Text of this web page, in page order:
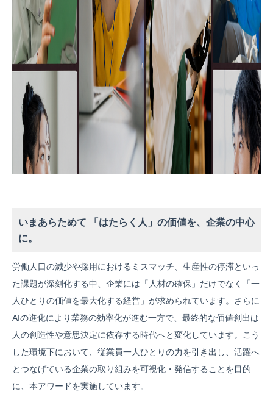
いまあらためて 「はたらく人」の価値を、企業の中心
に。
労働人口の減少や採用におけるミスマッチ、生産性の停滞といっ
た課題が深刻化する中、企業には「人材の確保」だけでなく「一
人ひとりの価値を最大化する経営」が求められています。さらに
AIの進化により業務の効率化が進む一方で、最終的な価値創出は
人の創造性や意思決定に依存する時代へと変化しています。こう
した環境下において、従業員一人ひとりの力を引き出し、活躍へ
とつなげている企業の取り組みを可視化・発信することを目的
に、本アワードを実施しています。